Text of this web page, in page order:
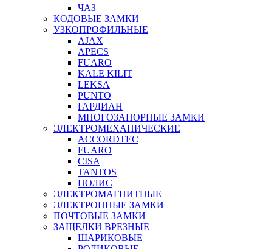
ЧАЗ
КОДОВЫЕ ЗАМКИ
УЗКОПРОФИЛЬНЫЕ
AJAX
APECS
FUARO
KALE KILIT
LEKSA
PUNTO
ГАРДИАН
МНОГОЗАПОРНЫЕ ЗАМКИ
ЭЛЕКТРОМЕХАНИЧЕСКИЕ
ACCORDTEC
FUARO
CISA
TANTOS
ПОЛИС
ЭЛЕКТРОМАГНИТНЫЕ
ЭЛЕКТРОННЫЕ ЗАМКИ
ПОЧТОВЫЕ ЗАМКИ
ЗАЩЕЛКИ ВРЕЗНЫЕ
ШАРИКОВЫЕ